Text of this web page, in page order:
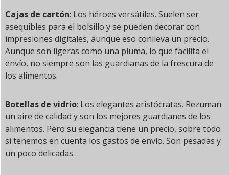
Cajas de cartón: Los héroes versátiles. Suelen ser
asequibles para el bolsillo y se pueden decorar con
impresiones digitales, aunque eso conlleva un precio.
Aunque son ligeras como una pluma, lo que facilita el
envío, no siempre son las guardianas de la frescura de
los alimentos.
Botellas de vidrio: Los elegantes aristócratas. Rezuman
un aire de calidad y son los mejores guardianes de los
alimentos. Pero su elegancia tiene un precio, sobre todo
si tenemos en cuenta los gastos de envío. Son pesadas y
un poco delicadas.